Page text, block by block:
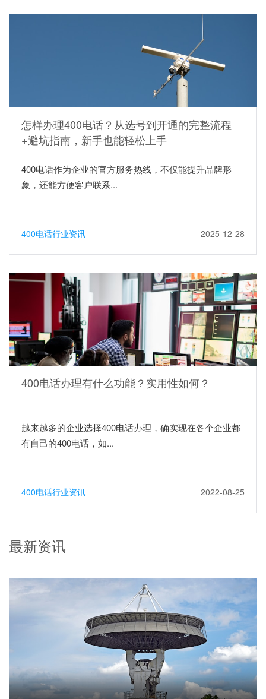
怎样办理400电话？从选号到开通的完整流程
+避坑指南，新手也能轻松上手
400电话作为企业的官方服务热线，不仅能提升品牌形
象，还能方便客户联系...
400电话行业资讯 2025-12-28
400电话办理有什么功能？实用性如何？
越来越多的企业选择400电话办理，确实现在各个企业都
有自己的400电话，如...
400电话行业资讯 2022-08-25
最新资讯